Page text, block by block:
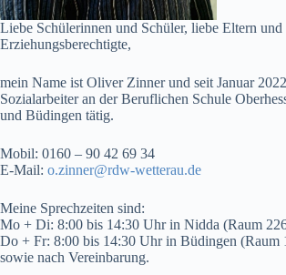
Liebe Schülerinnen und Schüler, liebe Eltern und
Erziehungsberechtigte,
mein Name ist Oliver Zinner und seit Januar
Sozialarbeiter an der Beruflichen Schule
und Büdingen tätig.
Mobil: 0160 – 90 42 69 34
E-Mail: o.zinner@rdw-wetterau.de
Meine Sprechzeiten sind:
Mo + Di: 8:00 bis 14:30 Uhr in Nidda (Raum
Do + Fr: 8:00 bis 14:30 Uhr in Büdingen (Raum
sowie nach Vereinbarung.